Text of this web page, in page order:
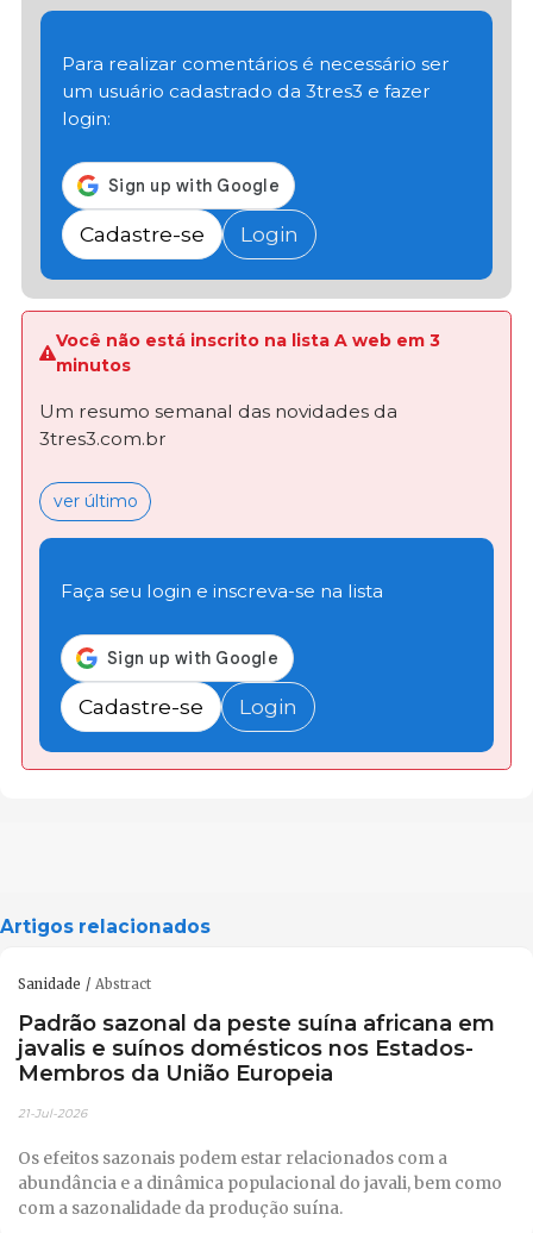
Para realizar comentários é necessário ser
um usuário cadastrado da 3tres3 e fazer
login:
Cadastre-se Login
Você não está inscrito na lista A web em 3
minutos
Um resumo semanal das novidades da
3tres3.com.br
ver último
Faça seu login e inscreva-se na lista
Cadastre-se Login
Artigos relacionados
Sanidade Abstract
Padrão sazonal da peste suína africana em
javalis e suínos domésticos nos Estados-
Membros da União Europeia
21-Jul-2026
Os efeitos sazonais podem estar relacionados com a
abundância e a dinâmica populacional do javali, bem como
com a sazonalidade da produção suína.